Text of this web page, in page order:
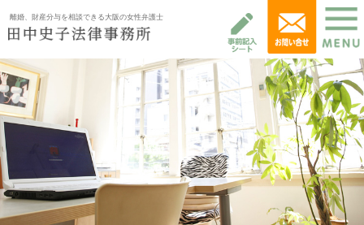
離婚、財産分与を相談できる大阪の女性弁護士